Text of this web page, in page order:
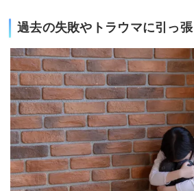
過去の失敗やトラウマに引っ